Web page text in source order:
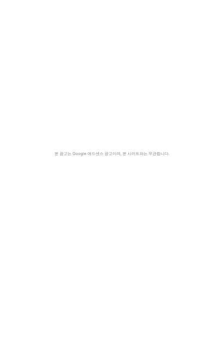
본 광고는 Google 애드센스 광고이며, 본 사이트와는 무관합니다.